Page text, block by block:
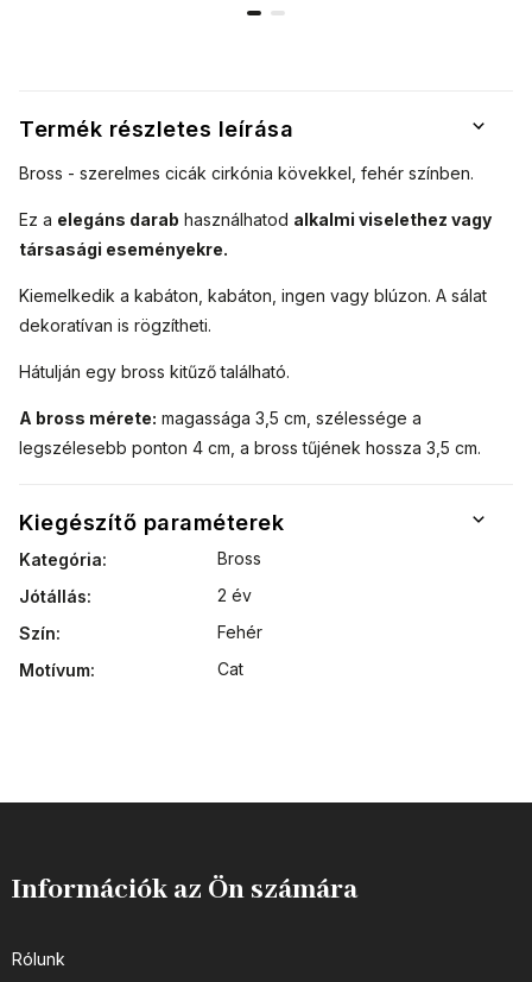
Termék részletes leírása
Bross - szerelmes cicák cirkónia kövekkel, fehér színben.
Ez a elegáns darab használhatod alkalmi viselethez vagy
társasági eseményekre.
Kiemelkedik a kabáton, kabáton, ingen vagy blúzon. A sálat
dekoratívan is rögzítheti.
Hátulján egy bross kitűző található.
A bross mérete: magassága 3,5 cm, szélessége a
legszélesebb ponton 4 cm, a bross tűjének hossza 3,5 cm.
Kiegészítő paraméterek
Kategória:
Bross
Jótállás:
2 év
Szín:
Fehér
Motívum: Cat
színben
Információk az Ön számára
Rólunk